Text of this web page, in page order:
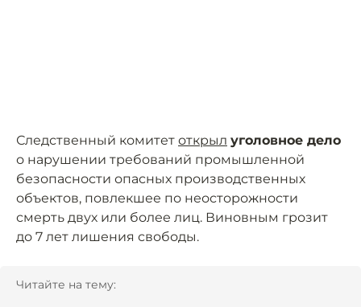
Следственный комитет открыл уголовное дело
о нарушении требований промышленной
безопасности опасных производственных
объектов, повлекшее по неосторожности
смерть двух или более лиц. Виновным грозит
до 7 лет лишения свободы.
Читайте на тему: